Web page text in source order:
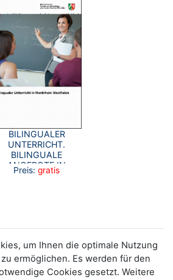
BILINGUALER
UNTERRICHT.
BILINGUALE
ANGEBOTE IN
NORDRHEIN-
Preis: gratis
um Ihnen die optimale Nutzung
ermöglichen. Es werden für den
Cookies gesetzt. Weitere